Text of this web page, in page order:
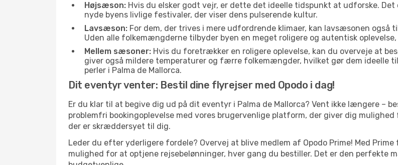
Højsæson: Hvis du elsker godt vejr, er dette det ideelle tidspunkt at udforske.
nyde byens livlige festivaler, der viser dens pulserende kultur.
Lavsæson: For dem, der trives i mere udfordrende klimaer, kan lavsæsonen også
Uden alle folkemængderne tilbyder byen en meget roligere og autentisk
Mellem sæsoner: Hvis du foretrækker en roligere oplevelse, kan du overveje at
giver også mildere temperaturer og færre folkemængder, hvilket gør dem ideelle
perler i Palma de Mallorca.
Dit eventyr venter: Bestil dine flyrejser med Opodo i dag!
Er du klar til at begive dig ud på dit eventyr i Palma de Mallorca? Vent ikke længere –
problemfri bookingoplevelse med vores brugervenlige platform, der giver dig
der er skræddersyet til dig.
Leder du efter yderligere fordele? Overvej at blive medlem af Opodo Prime! Med
mulighed for at optjene rejsebelønninger, hver gang du bestiller. Det er den perfekte